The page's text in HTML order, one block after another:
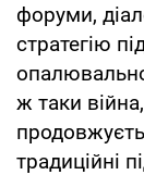
форуми,
стратегію
ж таки
традиційні